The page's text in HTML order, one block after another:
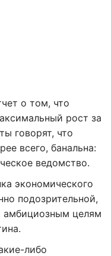
о том, что
рост за
говорят, что
всего, банальна:
ведомство.
экономического
подозрительной,
амбициозным целям
либо